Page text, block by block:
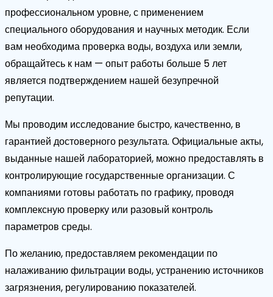
профессиональном уровне, с применением
специального оборудования и научных методик. Если
вам необходима проверка воды, воздуха или земли,
обращайтесь к нам — опыт работы больше 5 лет
является подтверждением нашей безупречной
репутации.
Мы проводим исследование быстро, качественно, в
гарантией достоверного результата. Официальные акты,
выданные нашей лабораторией, можно предоставлять в
контролирующие государственные организации. С
компаниями готовы работать по графику, проводя
комплексную проверку или разовый контроль
параметров среды.
По желанию, предоставляем рекомендации по
налаживанию фильтрации воды, устранению источников
загрязнения, регулированию показателей.